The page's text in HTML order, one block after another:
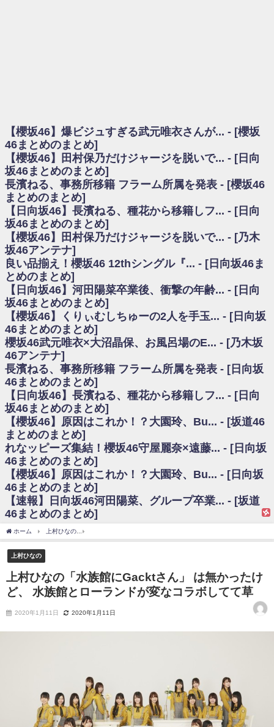
日向坂46まとめのまとめ / 【日向坂46】富田鈴花1st写真集、発売記念記者
会見の模様がこちら！
乃木坂欅坂まとめのまとめ / 【日向坂46】河田陽菜卒業の影響、ガチでデ
カそう...
欅坂あんてな ～欅坂46のニュース・情報・話題をピックアップ / れなッ
ピーズ集結！櫻坂46守屋麗奈×遠藤理子、8/6「ラヴィット！」水曜スタジオ出
演決定
欅坂/日向坂46まとめのまとめ / 【櫻坂46】田村保乃だけジャージを脱いで
いた理由
日向坂46まとめのまとめ / 【日向坂46】若林さん「笑えないぐらい師匠だ
から」佐々木久美と卒業後初の共演の様子がこちら！【激レアさん】
日向坂46まとめのまとめ / 【元日向坂46】情報解禁前で言えない！？丹生
ちゃん、メンバーと会った模様
乃木坂欅坂まとめのまとめ / 【日向坂46】この月、何かあるのか！？『お
願いバッハ！』ミーグリ日程がこちら
欅坂/日向坂46まとめのまとめ / 【櫻坂46】ミーグリで喧嘩！？山下瞳月、
これはマジギレしてる
乃木坂46アンテナ / 【櫻坂46】ハリソン守屋「ゆーづのせいです」【ラヴ
ィット!】
乃木坂あんてな ～乃木坂46・欅坂46・日向坂46のニュース・情報・話題
をピックアップ / 良い品揃え！櫻坂46 12thシングル『Make or Break』オフィ
シャルグッズ絶賛販売受付中
日向坂46まとめのまとめ / 【日向坂46】この月、何かあるのか！？『お願
いバッハ！』ミーグリ日程がこちら
日向坂46まとめのまとめ / 【元日向坂46】この卒業生、めちゃくちゃテレ
ビで見かけるな
欅坂/日向坂46まとめのまとめ / 【櫻坂46】リアルミーグリであの販売も！
『Make or Break』オフィシャルグッズ解禁
乃木坂46アンテナ / 【櫻坂46】ミーグリで喧嘩！？山下瞳月、これはマジ
ギレしてる
乃木坂あんてな ～乃木坂46・欅坂46・日向坂46のニュース・情報・話題
をピックアップ / れなッピーズ集結！櫻坂46守屋麗奈×遠藤理子、8/6「ラヴィ
ット！」水曜スタジオ出演決定
日向坂46まとめのまとめ / 【日向坂46】富田鈴花、次の事務所が決まって
そう！？
日向坂46まとめのまとめ / 【日向坂46】富田鈴花、次の事務所が決まって
そう！？
ハ！』ミーグリ日程がこちら
乃木坂あんてな ～乃木坂46・欅坂46・日向坂46のニュース・情報・話題
をピックアップ / 日向坂46卒業後初共演！佐々木久美さん、師匠オードリー若
林さんと再会した結果･･･【激レアさんを連れてきた。】
欅坂46/日向坂46まとめのまとめ / 『anan』の表紙の櫻坂46さん、多様性
の時代だと話題に
日向坂46まとめのまとめ / 【日向坂46】富田鈴花1st写真集の先行カット、
これも素晴らしい
日向坂46まとめのまとめ / 【日向坂46】五期生着ぐるみ生写真も！ 富田鈴
花考案グッズ＆生写真5種が公開される
【櫻坂46】爆ビジュすぎる武元唯衣さんが... - [櫻坂
46まとめのまとめ]
【櫻坂46】田村保乃だけジャージを脱いで... - [日向
坂46まとめのまとめ]
長濱ねる、事務所移籍 フラーム所属を発表 - [櫻坂46
まとめのまとめ]
【日向坂46】長濱ねる、種花から移籍しフ... - [日向
坂46まとめのまとめ]
【櫻坂46】田村保乃だけジャージを脱いで... - [乃木
坂46アンテナ]
良い品揃え！櫻坂46 12thシングル『... - [日向坂46ま
とめのまとめ]
【日向坂46】河田陽菜卒業後、衝撃の年齢... - [日向
坂46まとめのまとめ]
【櫻坂46】くりぃむしちゅーの2人を手玉... - [日向坂
46まとめのまとめ]
櫻坂46武元唯衣×大沼晶保、お風呂場のE... - [乃木坂
46アンテナ]
長濱ねる、事務所移籍 フラーム所属を発表 - [日向坂
46まとめのまとめ]
【日向坂46】長濱ねる、種花から移籍しフ... - [日向
坂46まとめのまとめ]
【櫻坂46】原因はこれか！？大園玲、Bu... - [坂道46
まとめのまとめ]
れなッピーズ集結！櫻坂46守屋麗奈×遠藤... - [日向坂
46まとめのまとめ]
【櫻坂46】原因はこれか！？大園玲、Bu... - [日向坂
46まとめのまとめ]
【速報】日向坂46河田陽菜、グループ卒業... - [坂道
46まとめのまとめ]
ホーム 上村ひなの
上村ひなの
上村ひなの「水族館にGacktさん」 は無かったけ
ど、 水族館とローランドが変なコラボしてて草
2020年1月11日 2020年1月11日